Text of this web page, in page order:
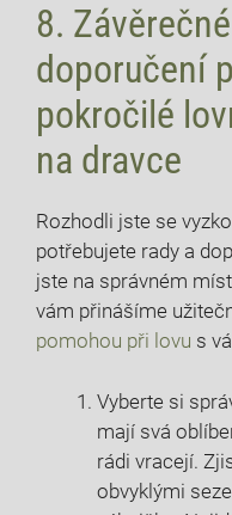
8.
doporučení
pokročilé
na dravce
Rozhodli jste se
potřebujete rady a
jste na správném
vám přinášíme
pomohou při lovu s
Vyberte si
mají svá
rádi vracejí.
obvyklými